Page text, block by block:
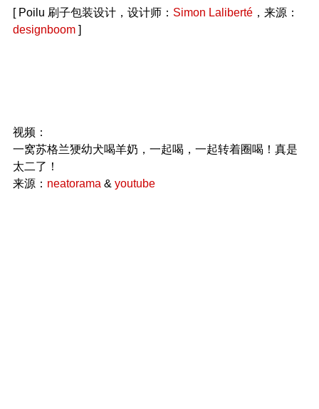
[ Poilu 刷子包装设计，设计师： Simon Laliberté，来源：
designboom]
视频：
一窝苏格兰㹴幼犬喝羊奶，一起喝，一起转着圈喝！真是
太二了！
来源： neatorama& youtube